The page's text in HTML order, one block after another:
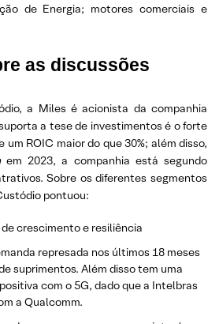
de Energia; motores comerciais e
as discussões
a Miles é acionista da companhia
a tese de investimentos é o forte
ROIC maior do que 30%; além disso,
em 2023, a companhia está segundo
Sobre os diferentes segmentos
pontuou:
crescimento e resiliência
represada nos últimos 18 meses
suprimentos. Além disso tem uma
com o 5G, dado que a Intelbras
a Qualcomm.